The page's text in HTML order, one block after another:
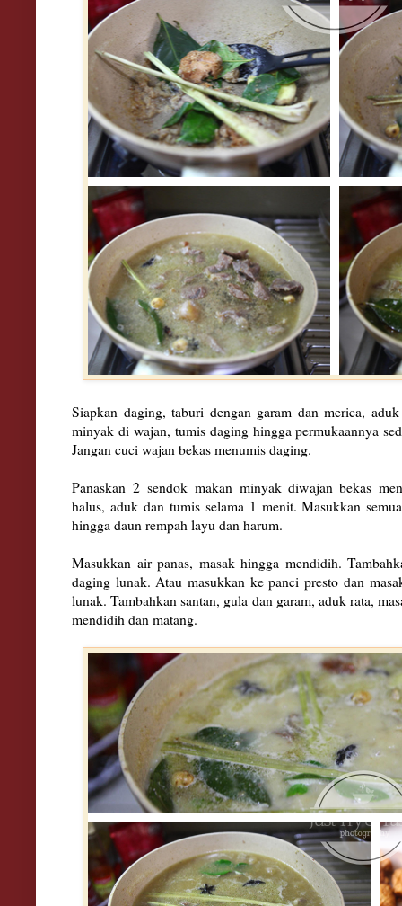
Siapkan daging, taburi dengan garam dan merica,
minyak di wajan, tumis daging hingga permukaannya
Jangan cuci wajan bekas menumis daging.
Panaskan 2 sendok makan minyak diwajan bekas
halus, aduk dan tumis selama 1 menit. Masukkan
hingga daun rempah layu dan harum.
Masukkan air panas, masak hingga mendidih.
daging lunak. Atau masukkan ke panci presto dan
lunak. Tambahkan santan, gula dan garam, aduk rata,
mendidih dan matang.